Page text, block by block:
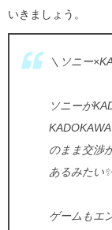
いきましょう。
＼ソニー
ソニーが
のまま交渉
あるみたい
ゲームもエ